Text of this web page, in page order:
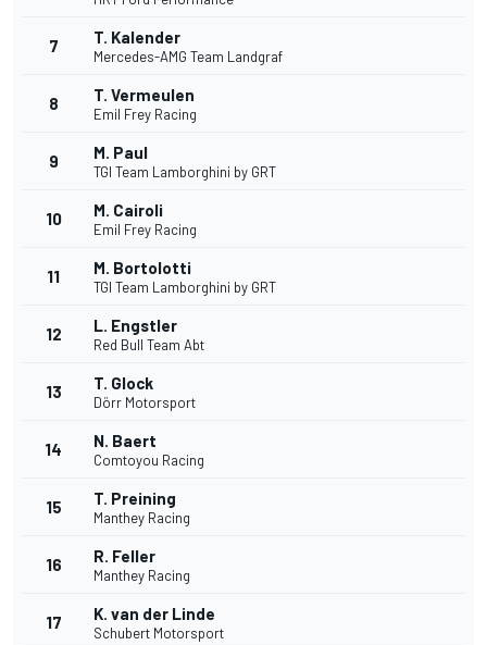
7 T. Kalender
Mercedes-AMG Team Landgraf
8 T. Vermeulen
Emil Frey Racing
9 M. Paul
TGI Team Lamborghini by GRT
10 M. Cairoli
Emil Frey Racing
11 M. Bortolotti
TGI Team Lamborghini by GRT
12 L. Engstler
Red Bull Team Abt
13 T. Glock
Dörr Motorsport
14 N. Baert
Comtoyou Racing
15 T. Preining
Manthey Racing
16 R. Feller
Manthey Racing
17 K. van der Linde
Schubert Motorsport